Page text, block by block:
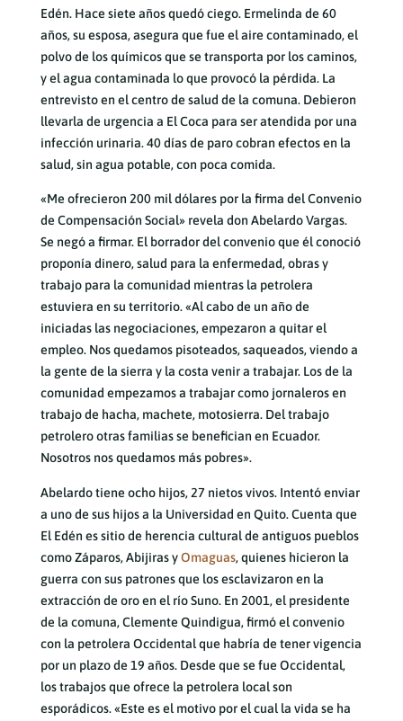
Edén. Hace siete años quedó ciego. Ermelinda de 60
años, su esposa, asegura que fue el aire contaminado, el
polvo de los químicos que se transporta por los caminos,
y el agua contaminada lo que provocó la pérdida. La
entrevisto en el centro de salud de la comuna. Debieron
llevarla de urgencia a El Coca para ser atendida por una
infección urinaria. 40 días de paro cobran efectos en la
salud, sin agua potable, con poca comida.
«Me ofrecieron 200 mil dólares por la firma del Convenio
de Compensación Social» revela don Abelardo Vargas.
Se negó a firmar. El borrador del convenio que él conoció
proponía dinero, salud para la enfermedad, obras y
trabajo para la comunidad mientras la petrolera
estuviera en su territorio. «Al cabo de un año de
iniciadas las negociaciones, empezaron a quitar el
empleo. Nos quedamos pisoteados, saqueados, viendo a
la gente de la sierra y la costa venir a trabajar. Los de la
comunidad empezamos a trabajar como jornaleros en
trabajo de hacha, machete, motosierra. Del trabajo
petrolero otras familias se benefician en Ecuador.
Nosotros nos quedamos más pobres».
Abelardo tiene ocho hijos, 27 nietos vivos. Intentó enviar
a uno de sus hijos a la Universidad en Quito. Cuenta que
El Edén es sitio de herencia cultural de antiguos pueblos
como Záparos, Abijiras yOmaguas, quienes hicieron la
guerra con sus patrones que los esclavizaron en la
extracción de oro en el río Suno. En 2001, el presidente
de la comuna, Clemente Quindigua, firmó el convenio
con la petrolera Occidental que habría de tener vigencia
por un plazo de 19 años. Desde que se fue Occidental,
los trabajos que ofrece la petrolera local son
esporádicos. «Este es el motivo por el cual la vida se ha